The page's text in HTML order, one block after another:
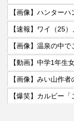
【画像】ハンター
【速報】ワイ（25
【画像】温泉の中
【動画】中学1年生
【画像】みい山作
【爆笑】カルビー